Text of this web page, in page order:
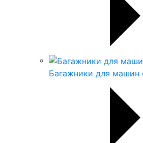
Багажники для машин